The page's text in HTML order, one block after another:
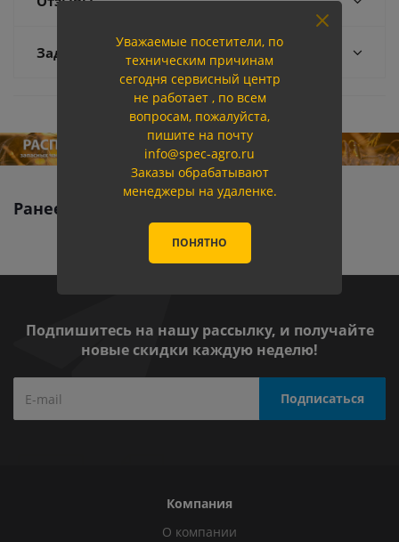
Задать вопрос
Ранее вы смотрели
Подпишитесь на нашу рассылку, и получайте
новые скидки каждую неделю!
Компания
О компании
Уважаемые посетители, по
техническим причинам
сегодня сервисный центр
не работает , по всем
вопросам, пожалуйста,
пишите на почту
info@spec-agro.ru
Заказы обрабатывают
менеджеры на удаленке.
ПОНЯТНО